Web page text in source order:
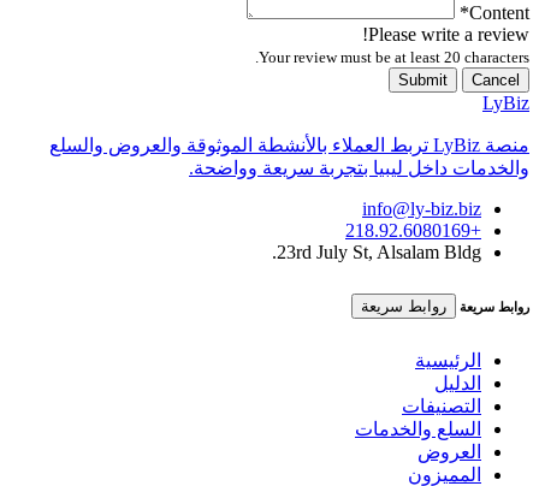
Content
*
Please write a review!
Your review must be at least 20 characters.
Cancel
Submit
LyBiz
منصة LyBiz تربط العملاء بالأنشطة الموثوقة والعروض والسلع
والخدمات داخل ليبيا بتجربة سريعة وواضحة.
info@ly-biz.biz
+218.92.6080169
23rd July St, Alsalam Bldg.
روابط سريعة روابط سريعة
الرئيسية
الدليل
التصنيفات
السلع والخدمات
العروض
المميزون